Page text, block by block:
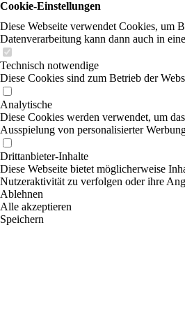
Cookie-Einstellungen
Diese Webseite verwendet Cookies, um
Datenverarbeitung kann dann auch in
Technisch notwendige
Diese Cookies sind zum Betrieb der
Analytische
Diese Cookies werden verwendet, um
Ausspielung von personalisierter
Drittanbieter-Inhalte
Diese Webseite bietet möglicherweise
Nutzeraktivität zu verfolgen oder ihre
Ablehnen
Alle akzeptieren
Speichern